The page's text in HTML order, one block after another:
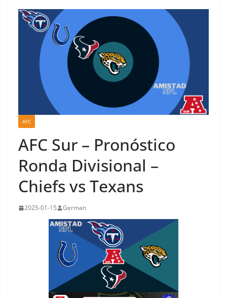
AFC
AFC Sur – Pronóstico
Ronda Divisional –
Chiefs vs Texans
2025-01-15 German